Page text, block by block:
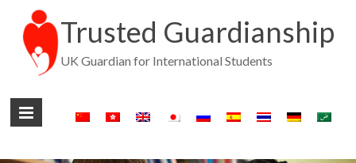
Trusted Guardianship
UK Guardian for International Students